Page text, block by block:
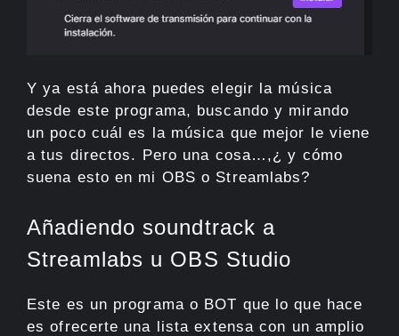
Y ya está ahora puedes elegir la música
desde este programa, buscando y mirando
un poco cuál es la música que mejor le viene
a tus directos. Pero una cosa…,¿ y cómo
suena esto en mi OBS o Streamlabs?
Añadiendo soundtrack a
Streamlabs u OBS Studio
Este es un programa o BOT que lo que hace
es ofrecerte una lista extensa con un amplio